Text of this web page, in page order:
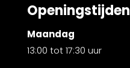
Openingstijden
Maandag
13:00 tot 17:30 uur